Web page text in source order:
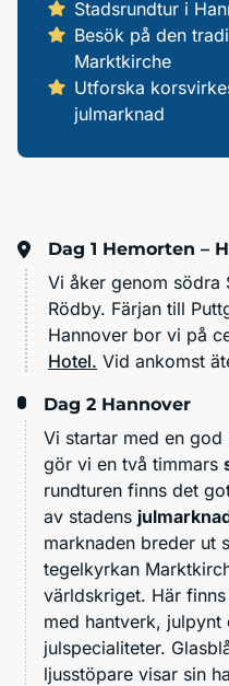
Stadsrundtur i
Besök på den
Marktkirche
Utforska
julmarknad
Dag 1 Hemorten –
Vi åker genom södra
Rödby. Färjan till
Hannover bor vi på
Hotel. Vid ankomst
Dag 2 Hannover
Vi startar med en
gör vi en två timmars
rundturen finns det
av stadens
marknaden breder ut
tegelkyrkan
världskriget. Här
med hantverk,
julspecialiteter.
ljusstöpare visar sin